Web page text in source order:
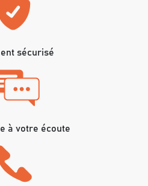
sécurisé
à votre écoute